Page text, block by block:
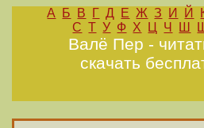
А Б В Г Д Е Ж З И Й
С Т У Ф Х Ц Ч Ш Щ
Валё Пер -
скачать